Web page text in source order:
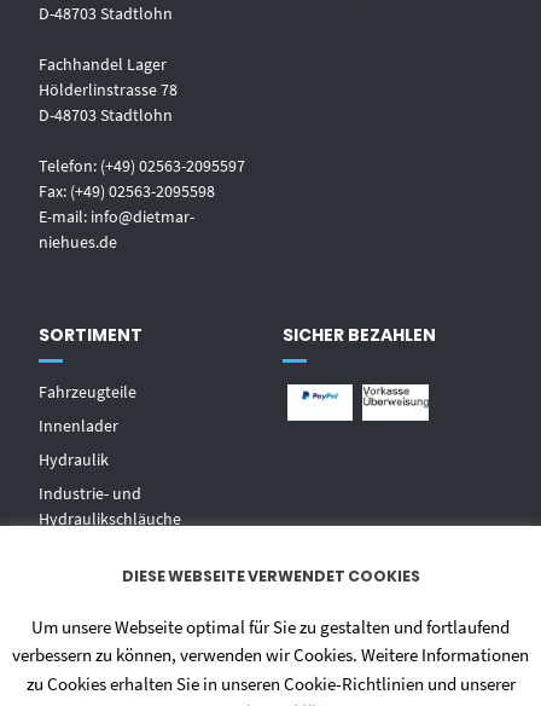
D-48703 Stadtlohn
Fachhandel Lager
Hölderlinstrasse 78
D-48703 Stadtlohn
Telefon: (+49) 02563-2095597
Fax: (+49) 02563-2095598
E-mail: info@dietmar-
niehues.de
SORTIMENT
Fahrzeugteile
Innenlader
Hydraulik
Industrie- und
Hydraulikschläuche
Zentralschmierungen
Hochdruckwaschgeräte und
SICHER BEZAHLEN
DIESE WEBSEITE VERWENDET COOKIES
Um unsere Webseite optimal für Sie zu gestalten und fortlaufend
verbessern zu können, verwenden wir Cookies. Weitere Informationen
zu Cookies erhalten Sie in unseren Cookie-Richtlinien und unserer